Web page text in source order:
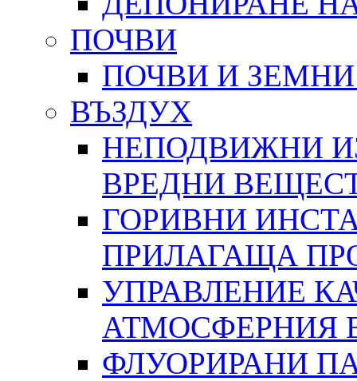
ПОЧВИ
ПОЧВИ И
ВЪЗДУХ
НЕПОДВИЖНИ
ВРЕДНИ
ГОРИВНИ
ПРИЛАГАЩА
УПРАВЛЕНИЕ
АТМОСФЕРНИЯ
ФЛУОРИРАНИ